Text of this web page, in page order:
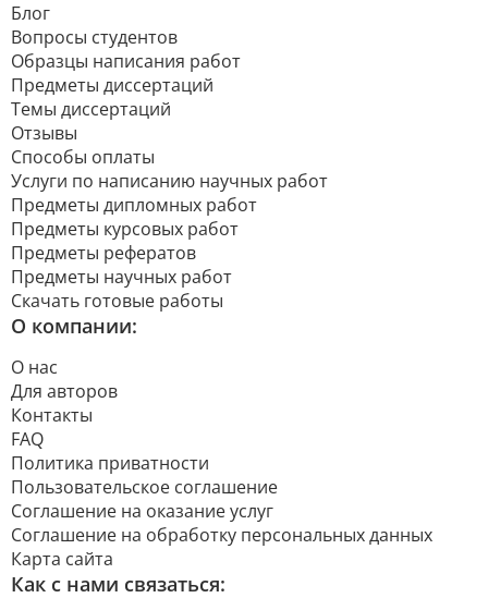
Блог
Вопросы студентов
Образцы написания работ
Предметы диссертаций
Темы диссертаций
Отзывы
Способы оплаты
Услуги по написанию научных работ
Предметы дипломных работ
Предметы курсовых работ
Предметы рефератов
Предметы научных работ
Скачать готовые работы
О компании:
О нас
Для авторов
Контакты
FAQ
Политика приватности
Пользовательское соглашение
Соглашение на оказание услуг
Соглашение на обработку персональных данных
Карта сайта
Как с нами связаться: